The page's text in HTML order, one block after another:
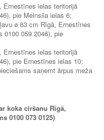
Ernestīnes ielas teritorijā
pie Melnsila ielas 6;
ø 63 cm Rīgā, Ernestīnes
0100 059 2046), pie
Ernestīnes ielas teritorijā
pie Ernestīnes ielas 10;
saņemt ārpus meža
koka ciršanu Rīgā,
0100 073 0125)